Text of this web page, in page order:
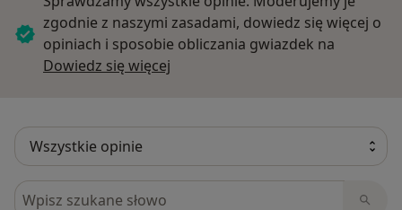
zgodnie z naszymi zasadami, dowiedz się więcej o
opiniach i sposobie obliczania gwiazdek na
Dowiedz się więcej
Szukaj w opiniach